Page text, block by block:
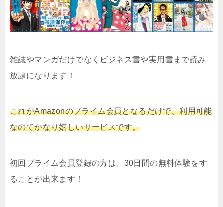
雑誌やマンガだけでなくビジネス書や実用書まで読み
放題になります！
これがAmazonのプライム会員となるだけで、利用可能
なのでかなり嬉しいサービスです。
初回プライム会員登録の方は、30日間の無料体験をす
ることが出来ます！